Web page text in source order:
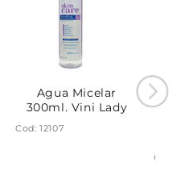
Agua Micelar
300ml. Vini Lady
Cod: 12107
On
Cod: